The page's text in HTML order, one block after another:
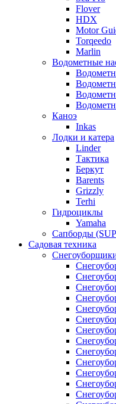
Flover
HDX
Motor
Torqeedo
Marlin
Водометные
Каноэ
Inkas
Лодки и катера
Linder
Тактика
Беркут
Barents
Grizzly
Terhi
Гидроциклы
Yamaha
Сапборды
Садовая техника